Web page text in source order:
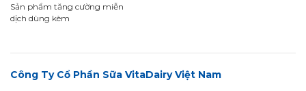
Sản phẩm tăng cường miễn
dịch dùng kèm
Công Ty Cổ Phần Sữa VitaDairy Việt Nam